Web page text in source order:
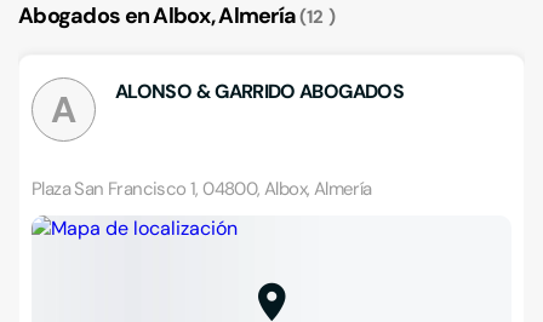
Abogados en Albox, Almería 12
A ALONSO & GARRIDO ABOGADOS
Plaza San Francisco 1, 04800, Albox, Almería